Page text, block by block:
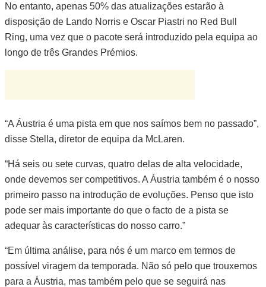
No entanto, apenas 50% das atualizações estarão à
disposição de Lando Norris e Oscar Piastri no Red Bull
Ring, uma vez que o pacote será introduzido pela equipa ao
longo de três Grandes Prémios.
“A Áustria é uma pista em que nos saímos bem no passado”,
disse Stella, diretor de equipa da McLaren.
“Há seis ou sete curvas, quatro delas de alta velocidade,
onde devemos ser competitivos. A Áustria também é o nosso
primeiro passo na introdução de evoluções. Penso que isto
pode ser mais importante do que o facto de a pista se
adequar às características do nosso carro.”
“Em última análise, para nós é um marco em termos de
possível viragem da temporada. Não só pelo que trouxemos
para a Áustria, mas também pelo que se seguirá nas